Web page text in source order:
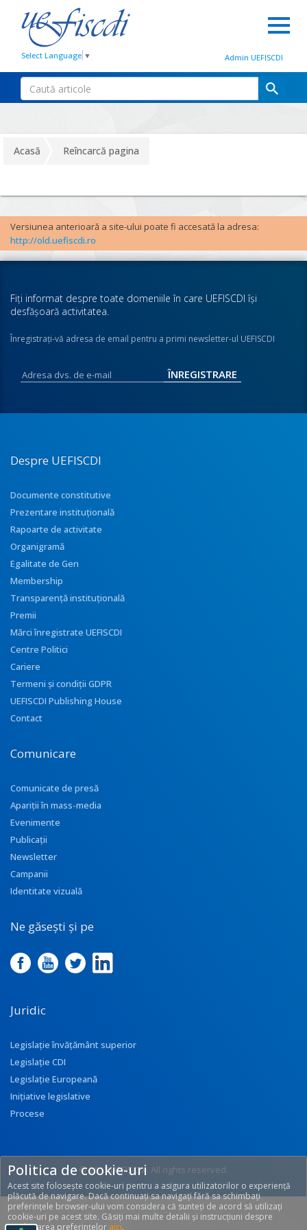
Select Language ▼ Admin UEFISCDI
Acasă Reîncarcă pagina
Versiunea anterioară a site-ului poate fi accesată la adresa:
http://old.uefiscdi.ro
Fiţi informat despre toate domeniile în care UEFISCDI îşi
desfăşoară activitatea.
Înregistraţi-vă adresa de email pentru a primi newsletter-ul UEFISCDI
Despre UEFISCDI
Documente constitutive
Prezentare instituţională
Rapoarte de activitate
Organigramă
Egalitate de Gen
Membership
Transparenţă instituţională
Premii
Mărci înregistrate UEFISCDI
Centre Politici
Cariere
Termeni și condiții GDPR
UEFISCDI Publishing House
Contact
Comunicare
Comunicate de presă
Apariţii în mass-media
Evenimente
Publicații
Newsletter
Campanii
Identitate vizuală
Ne găsești și pe
Juridic
Legislație învățământ superior
Legislație CDI
Legislație Europeană
Inițiative legislative
Procese
© 2017 UEFISCDI. All rights reserved.
[T: 0.271, O: 92]
Politica de cookie-uri
Acest site folosește cookie-uri pentru a asigura utilizatorilor o experiență
plăcută de navigare. Dacă continuați sa navigați fără sa schimbați
preferințele browser-ului vom considera că sunteți de acord să utilizați
cookie-uri pe acest site. Găsiți mai multe detalii și instrucțiuni despre
modificarea preferințelor aici.